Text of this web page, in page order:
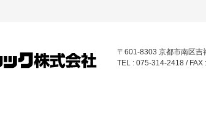
〒601-8303 京都市南区吉
TEL : 075-314-2418 / FAX